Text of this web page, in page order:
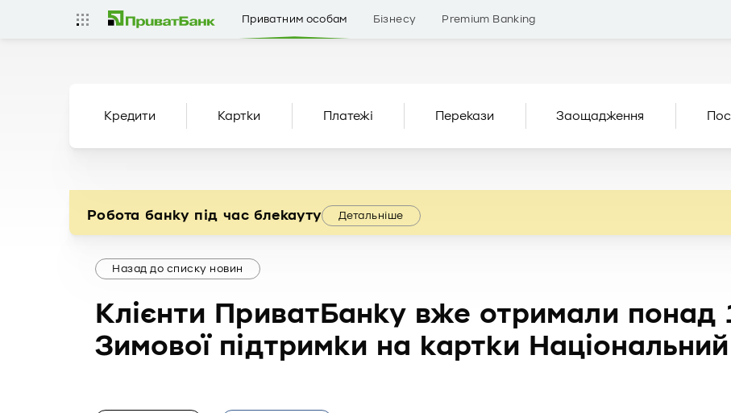
Приватним особам Бізнесу Premium Banking
Кредити Картки Платежі Перекази Заощадження
Робота банку під час блекауту Детальніше
Назад до списку новин
Клієнти ПриватБанку вже отримали понад
Зимової підтримки на картки